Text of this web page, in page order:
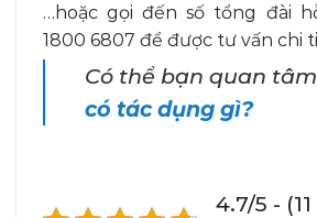
…hoặc gọi đến số tổng đài
1800 6807 để được tư vấn chi
Có thể bạn quan
có tác dụng gì?
4.7/5 -